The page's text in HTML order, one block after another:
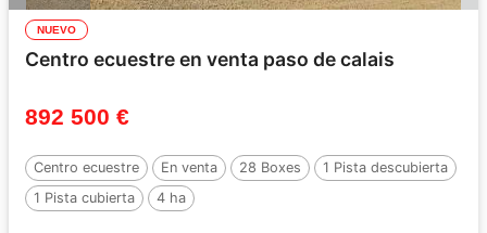
NUEVO
Centro ecuestre en venta paso de calais
892 500 €
Centro ecuestre En venta 28 Boxes
1 Pista descubierta
1 Pista cubierta
4 ha